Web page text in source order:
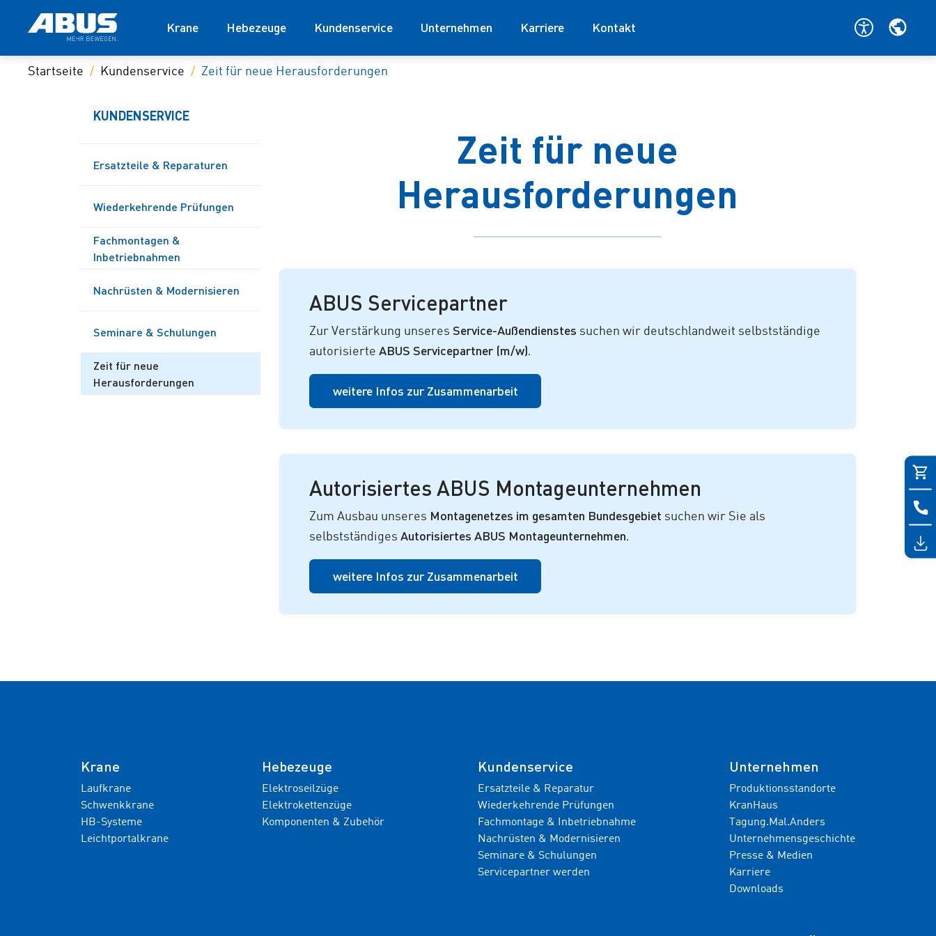
Krane Hebezeuge Kundenservice Unternehmen Karriere Kontakt
Startseite Kundenservice Zeit für neue Herausforderungen
KUNDENSERVICE
Ersatzteile & Reparaturen
Wiederkehrende Prüfungen
Fachmontagen &
Inbetriebnahmen
Nachrüsten & Modernisieren
Seminare & Schulungen
Zeit für neue
Herausforderungen
Zeit für neue
Herausforderungen
ABUS Servicepartner
Zur Verstärkung unseres Service-Außendienstes suchen wir deutschlandweit selbstständige
autorisierte ABUS Servicepartner (m/w).
weitere Infos zur Zusammenarbeit
Autorisiertes ABUS Montageunternehmen
Zum Ausbau unseres Montagenetzes im gesamten Bundesgebiet suchen wir Sie als
selbstständiges Autorisiertes ABUS Montageunternehmen.
weitere Infos zur Zusammenarbeit
Krane
Laufkrane
Schwenkkrane
HB-Systeme
Leichtportalkrane
Hebezeuge
Elektroseilzüge
Elektrokettenzüge
Komponenten & Zubehör
Kundenservice
Ersatzteile & Reparatur
Wiederkehrende Prüfungen
Fachmontage & Inbetriebnahme
Nachrüsten & Modernisieren
Seminare & Schulungen
Servicepartner werden
Unternehmen
Produktionsstandorte
KranHaus
Tagung.Mal.Anders
Unternehmensgeschichte
Presse & Medien
Karriere
Downloads